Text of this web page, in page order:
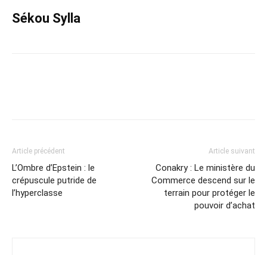
Sékou Sylla
Article précédent
L’Ombre d’Epstein : le
crépuscule putride de
l’hyperclasse
Article suivant
Conakry : Le ministère du
Commerce descend sur le
terrain pour protéger le
pouvoir d’achat